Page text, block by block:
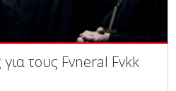
για τους Fvneral Fvkk